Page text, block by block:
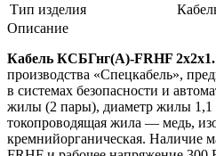
Тип изделия
Описание
Кабель КСБГнг(А)-FRHF
производства «Спецкабель»,
в системах безопасности и
жилы (2 пары), диаметр жилы 1,1
токопроводящая жила — медь,
кремнийорганическая. Наличие